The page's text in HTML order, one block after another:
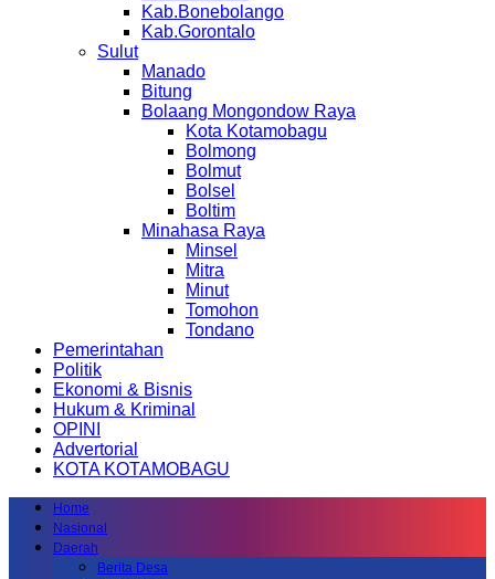
Kab.Bonebolango
Kab.Gorontalo
Sulut
Manado
Bitung
Bolaang Mongondow Raya
Kota Kotamobagu
Bolmong
Bolmut
Bolsel
Boltim
Minahasa Raya
Minsel
Mitra
Minut
Tomohon
Tondano
Pemerintahan
Politik
Ekonomi & Bisnis
Hukum & Kriminal
OPINI
Advertorial
KOTA KOTAMOBAGU
Home
Nasional
Daerah
Berita Desa